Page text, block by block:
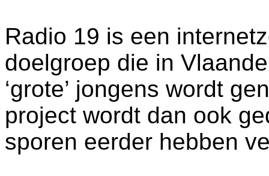
Radio 19 is een
doelgroep die in
‘grote’ jongens wordt
project wordt dan ook
sporen eerder hebben